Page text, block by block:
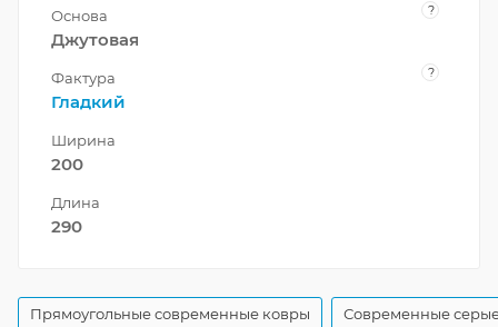
Основа ?
Джутовая
Фактура ?
Гладкий
Ширина
200
Длина
290
Прямоугольные современные ковры Современные